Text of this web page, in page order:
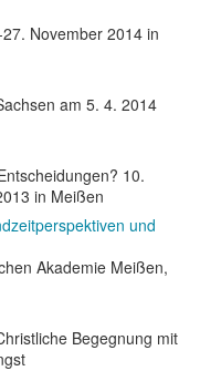
November 2014 in
am 5. 4. 2014
10.
in Meißen
und
Akademie Meißen,
Begegnung mit